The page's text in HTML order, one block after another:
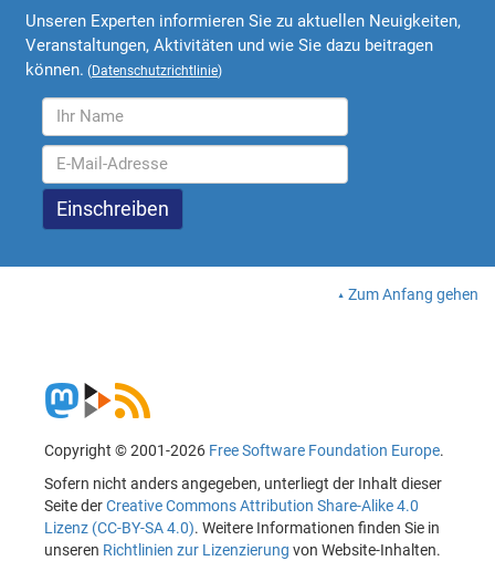
Unseren Experten informieren Sie zu aktuellen Neuigkeiten,
Veranstaltungen, Aktivitäten und wie Sie dazu beitragen
können. (Datenschutzrichtlinie)
Zum Anfang gehen
Copyright © 2001-2026 Free Software Foundation Europe.
Sofern nicht anders angegeben, unterliegt der Inhalt dieser
Seite derCreative Commons Attribution Share-Alike 4.0
Lizenz (CC-BY-SA 4.0). Weitere Informationen finden Sie in
unseren Richtlinien zur Lizenzierung von Website-Inhalten.